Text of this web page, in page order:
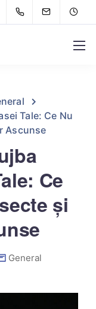
Tale: Ce Nu
Ascunse
Ce
și
General